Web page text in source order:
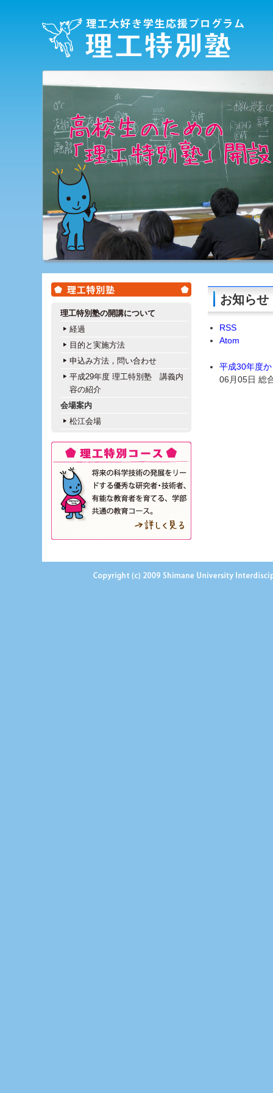
お知らせ
RSS
Atom
平成30年度
06月05日 総
理工特別塾の開講について
経過
目的と実施方法
申込み方法，問い合わせ
平成29年度 理工特別塾 講義内
容の紹介
会場案内
松江会場